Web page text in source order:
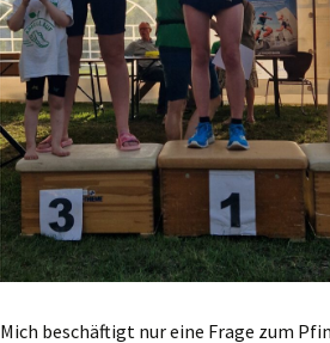
Mich beschäftigt nur eine Frage zum